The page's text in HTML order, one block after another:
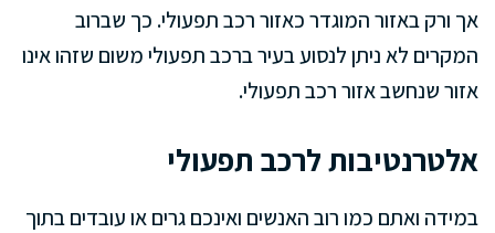
אך ורק באזור המוגדר כאזור רכב תפעולי. כך שברוב
המקרים לא ניתן לנסוע בעיר ברכב תפעולי משום שזהו אינו
אזור שנחשב אזור רכב תפעולי.
אלטרנטיבות לרכב תפעולי
במידה ואתם כמו רוב האנשים ואינכם גרים או עובדים בתוך